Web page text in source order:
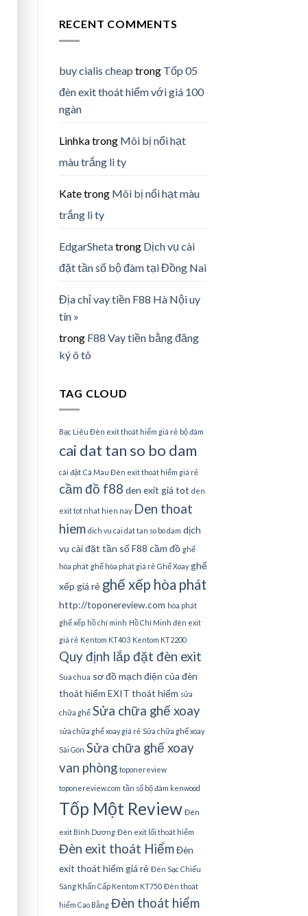
RECENT COMMENTS
buy cialis cheap trong Tốp 05
đèn exit thoát hiểm với giá 100
ngàn
Linhkatrong Môi bị nổi hạt
màu trắng li ty
Katetrong Môi bị nổi hạt màu
trắng li ty
EdgarShetatrong Dịch vụ cài
đặt tần số bộ đàm tại Đồng Nai
Địa chỉ vay tiền F88 Hà Nội uy
tín »
trong F88 Vay tiền bằng đăng
ký ô tô
TAG CLOUD
Bạc Liêu Đèn exit thoát hiểm giá rẻ bộ đàm
cai dat tan so bo dam
cài đặt Cà Mau Đèn exit thoát hiểm giá rẻ
cầm đồ f88 den exit giá tot den
exit tot nhat hien nay Den thoat
hiem dich vu cai dat tan so bo dam dịch
vụ cài đặt tần số F88 cầm đồ ghế
hòa phát ghế hòa phát giá rẻ Ghế Xoay ghế
xếp giá rẻ ghế xếp hòa phát
http://toponereview.com hòa phát
ghế xếp hồ chí minh Hồ Chí Minh đèn exit
giá rẻ Kentom KT403 Kentom KT2200
Quy định lắp đặt đèn exit
Sua chua sơ đồ mạch điện của đèn
thoát hiểm EXIT thoát hiểm sửa
chữa ghế Sửa chữa ghế xoay
sửa chữa ghế xoay giá rẻ Sửa chữa ghế xoay
Sài Gòn Sửa chữa ghế xoay
van phòng toponereview
toponereview.com tần số bộ đàm kenwood
Tốp Một Review Đèn
exit Bình Dương Đèn exit lối thoát hiểm
Đèn exit thoát Hiểm Đèn
exit thoát hiểm giá rẻ Đèn Sạc Chiếu
Sáng Khẩn Cấp Kentom KT750 Đèn thoát
hiểm Cao Bằng Đèn thoát hiểm